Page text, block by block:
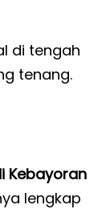
di tengah
tenang.
Kebayoran
lengkap